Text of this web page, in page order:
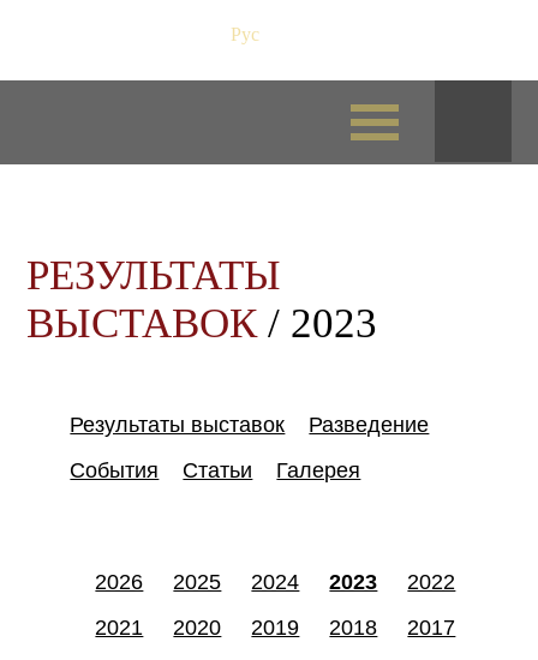
Рус
РЕЗУЛЬТАТЫ
ВЫСТАВОК/ 2023
Результаты выставок
Разведение
События
Статьи Галерея
2026 2025 2024 2023
2022
2021
2020 2019 2018
2017